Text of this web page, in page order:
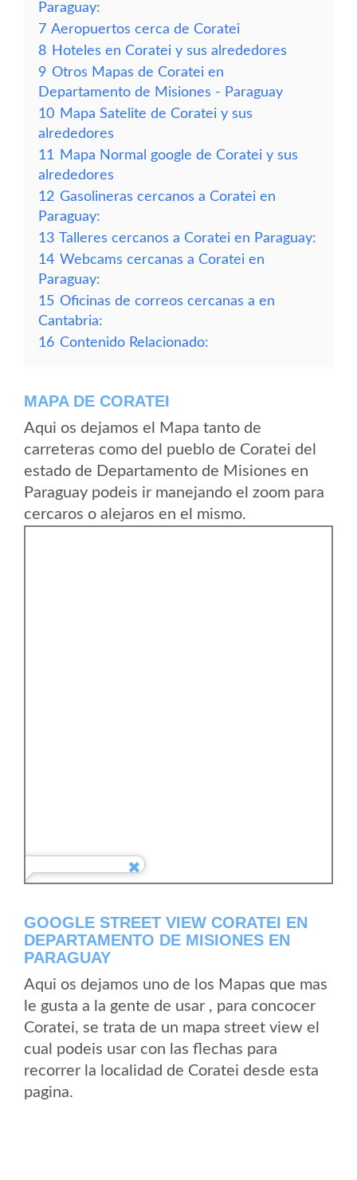
Paraguay:
7 Aeropuertos cerca de Coratei
8 Hoteles en Coratei y sus alrededores
9 Otros Mapas de Coratei en
Departamento de Misiones - Paraguay
10 Mapa Satelite de Coratei y sus
alrededores
11
Mapa Normal google de Coratei y sus
alrededores
12 Gasolineras cercanos a Coratei en
Paraguay:
13 Talleres cercanos a Coratei en Paraguay:
14 Webcams cercanas a Coratei en
Paraguay:
15 Oficinas de correos cercanas a en
Cantabria:
16 Contenido Relacionado:
MAPA DE CORATEI
Aqui os dejamos el Mapa tanto de
carreteras como del pueblo de Coratei del
estado de Departamento de Misiones en
Paraguay podeis ir manejando el zoom para
cercaros o alejaros en el mismo.
GOOGLE STREET VIEW CORATEI EN
DEPARTAMENTO DE MISIONES EN
PARAGUAY
Aqui os dejamos uno de los Mapas que mas
le gusta a la gente de usar , para concocer
Coratei, se trata de un mapa street view el
cual podeis usar con las flechas para
recorrer la localidad de Coratei desde esta
pagina.